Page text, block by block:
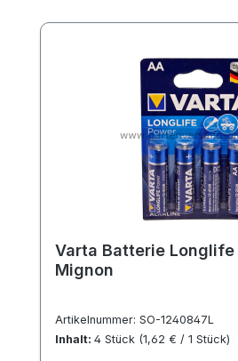
Varta Batterie Longlife
Mignon
Artikelnummer: SO-1240847L
Inhalt: 4 Stück (1,62 € / 1 Stück)